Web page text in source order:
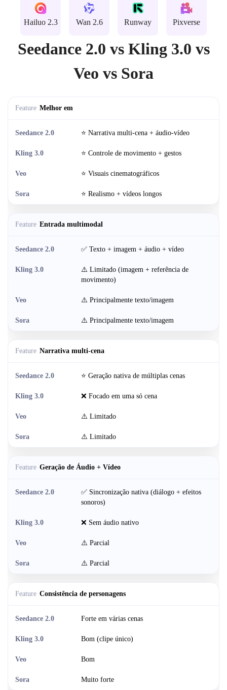
Hailuo 2.3 Wan 2.6 Runway Pixverse
Seedance 2.0 vs Kling 3.0 vs
Veo vs Sora
Melhor em
⭐ Narrativa multi-cena + áudio-vídeo
⭐ Controle de movimento + gestos
⭐ Visuais cinematográficos
⭐ Realismo + vídeos longos
Entrada multimodal
✅ Texto + imagem + áudio + vídeo
⚠️ Limitado (imagem + referência de
movimento)
⚠️ Principalmente texto/imagem
⚠️ Principalmente texto/imagem
Narrativa multi-cena
⭐ Geração nativa de múltiplas cenas
❌ Focado em uma só cena
⚠️ Limitado
⚠️ Limitado
Geração de Áudio + Vídeo
✅ Sincronização nativa (diálogo + efeitos
sonoros)
❌ Sem áudio nativo
⚠️ Parcial
⚠️ Parcial
Consistência de personagens
Forte em várias cenas
Bom (clipe único)
Bom
Muito forte